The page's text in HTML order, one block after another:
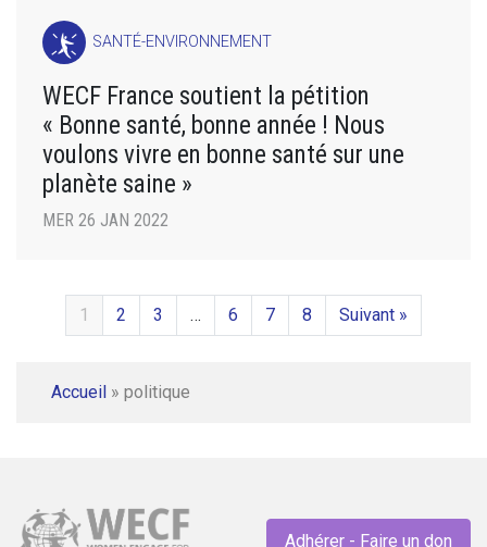
SANTÉ-ENVIRONNEMENT
WECF France soutient la pétition
« Bonne santé, bonne année ! Nous
voulons vivre en bonne santé sur une
planète saine »
MER 26 JAN 2022
1 2 3 … 6 7 8 Suivant »
Accueil » politique
Adhérer - Faire un don